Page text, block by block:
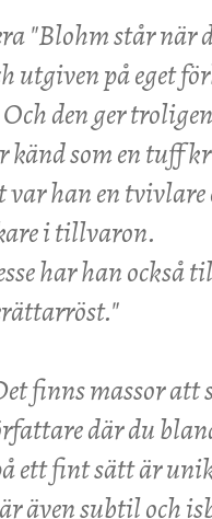
"Blohm står när
utgiven på eget
den ger
som en tuff
han en tvivlare
i tillvaron.
har han också
finns massor att
där du
ett fint sätt är
även subtil och